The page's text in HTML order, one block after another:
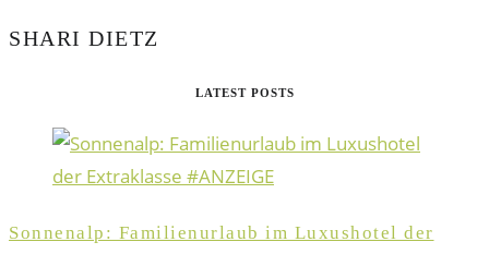
SHARI DIETZ
LATEST POSTS
Sonnenalp: Familienurlaub im Luxushotel der